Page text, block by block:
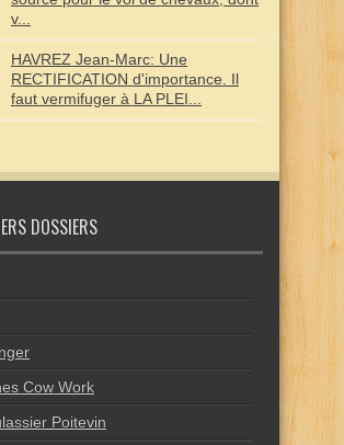
v...
HAVREZ Jean-Marc: Une
RECTIFICATION d'importance. Il
faut vermifuger à LA PLEI...
DOSSIERS
Cow Work
Poitevin